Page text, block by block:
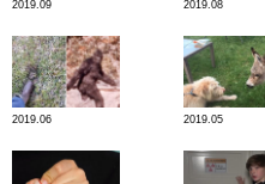
2019.09 2019.08
2019.06 2019.05